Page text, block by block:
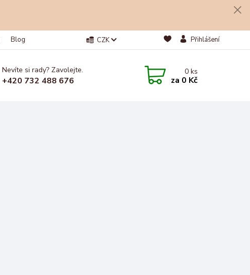
Blog CZK Přihlášení
Nevíte si rady? Zavolejte.
+420 732 488 676
0ks
za 0 Kč